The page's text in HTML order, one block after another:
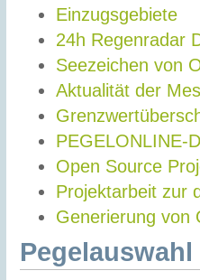
Einzugsgebiete
24h Regenradar
Seezeichen von
Aktualität der
PEGELONLINE-
Open Source
Projektarbeit zur
Generierung von